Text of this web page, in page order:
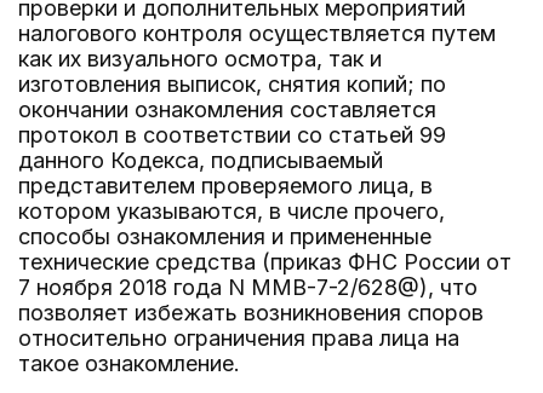
проверки и дополнительных мероприятий
налогового контроля осуществляется путем
как их визуального осмотра, так и
изготовления выписок, снятия копий; по
окончании ознакомления составляется
протокол в соответствии со статьей 99
данного Кодекса, подписываемый
представителем проверяемого лица, в
котором указываются, в числе прочего,
способы ознакомления и примененные
технические средства (приказ ФНС России от
7 ноября 2018 года N ММВ-7-2/628@), что
позволяет избежать возникновения споров
относительно ограничения права лица на
такое ознакомление.